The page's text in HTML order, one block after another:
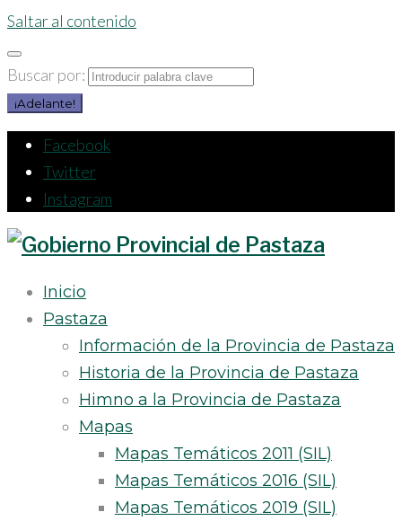
Saltar al contenido
Buscar por:
¡Adelante!
Facebook
Twitter
Instagram
Inicio
Pastaza
Información de la Provincia de Pastaza
Historia de la Provincia de Pastaza
Himno a la Provincia de Pastaza
Mapas
Mapas Temáticos 2011 (SIL)
Mapas Temáticos 2016 (SIL)
Mapas Temáticos 2019 (SIL)